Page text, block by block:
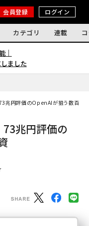
会員登録 ログイン
カテゴリ 連載
｜
ました
兆円評価のOpenAIが狙う数百兆
兆円評価の